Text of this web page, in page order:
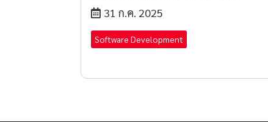
31 ก.ค. 2025
Software Development